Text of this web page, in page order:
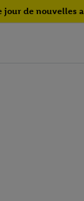
jour de nouvelles